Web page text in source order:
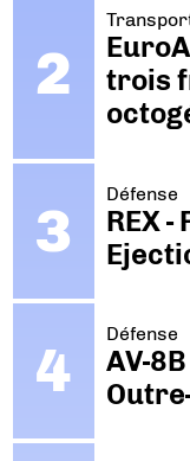
trois
Défense
REX -
Défense
AV-